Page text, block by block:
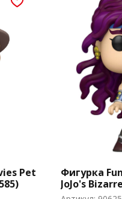
Pet
Фигурка
JoJo's
(2267)